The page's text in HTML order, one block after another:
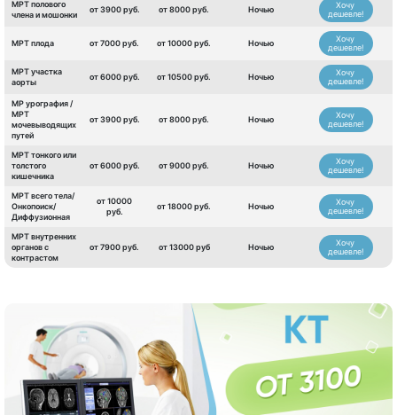
МРТ полового
члена и мошонки
от 3900 руб. от 8000 руб. Ночью
Хочу
дешевле!
МРТ плода от 7000 руб. от 10000 руб. Ночью
Хочу
дешевле!
МРТ участка
аорты
от 6000 руб. от 10500 руб. Ночью
Хочу
дешевле!
МР урография /
МРТ
мочевыводящих
путей
от 3900 руб. от 8000 руб. Ночью
Хочу
дешевле!
МРТ тонкого или
толстого
кишечника
от 6000 руб. от 9000 руб. Ночью
Хочу
дешевле!
МРТ всего тела/
Онкопоиск/
Диффузионная
от 10000
руб.
от 18000 руб. Ночью
Хочу
дешевле!
МРТ внутренних
органов с
контрастом
от 7900 руб. от 13000 руб Ночью
Хочу
дешевле!